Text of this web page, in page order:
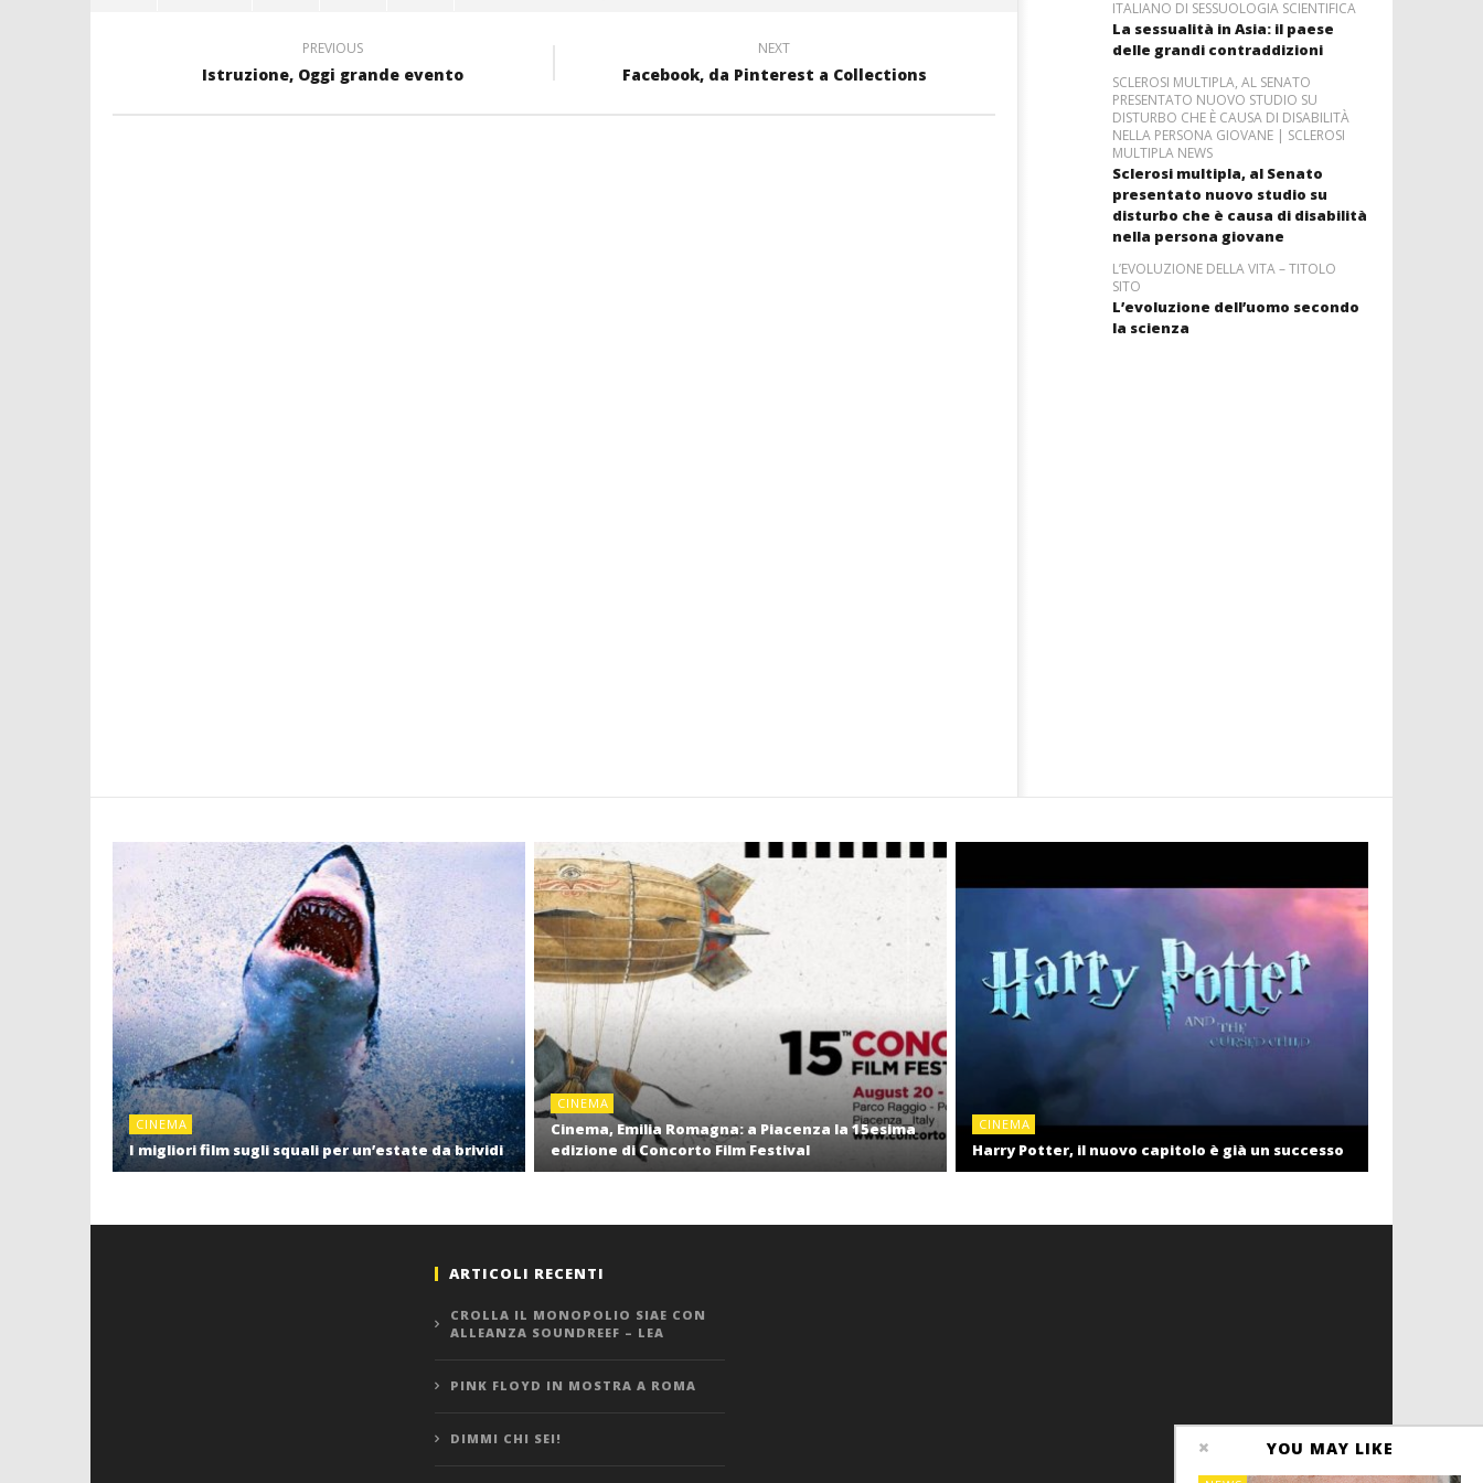
PREVIOUS
Istruzione, Oggi grande evento
NEXT
Facebook, da Pinterest a Collections
ITALIANO DI SESSUOLOGIA SCIENTIFICA
La sessualità in Asia: il paese
delle grandi contraddizioni
SCLEROSI MULTIPLA, AL SENATO
PRESENTATO NUOVO STUDIO SU
DISTURBO CHE È CAUSA DI DISABILITÀ
NELLA PERSONA GIOVANE | SCLEROSI
MULTIPLA NEWS
Sclerosi multipla, al Senato
presentato nuovo studio su
disturbo che è causa di disabilità
nella persona giovane
L’EVOLUZIONE DELLA VITA – TITOLO
SITO
L’evoluzione dell’uomo secondo
la scienza
YOU MAY LIKE
CINEMA
I migliori film sugli squali per un’estate da brividi
CINEMA
Cinema, Emilia Romagna: a Piacenza la 15esima
edizione di Concorto Film Festival
CINEMA
Harry Potter, il nuovo capitolo è già un successo
ARTICOLI RECENTI
CROLLA IL MONOPOLIO SIAE CON
ALLEANZA SOUNDREEF – LEA
PINK FLOYD IN MOSTRA A ROMA
DIMMI CHI SEI!